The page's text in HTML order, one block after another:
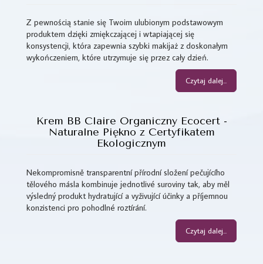
Z pewnością stanie się Twoim ulubionym podstawowym
produktem dzięki zmiękczającej i wtapiającej się
konsystencji, która zapewnia szybki makijaż z doskonałym
wykończeniem, które utrzymuje się przez cały dzień.
Czytaj dalej...
Krem BB Claire Organiczny Ecocert -
Naturalne Piękno z Certyfikatem
Ekologicznym
Nekompromisně transparentní přírodní složení pečujícího
tělového másla kombinuje jednotlivé suroviny tak, aby měl
výsledný produkt hydratující a vyživující účinky a příjemnou
konzistenci pro pohodlné roztírání.
Czytaj dalej...